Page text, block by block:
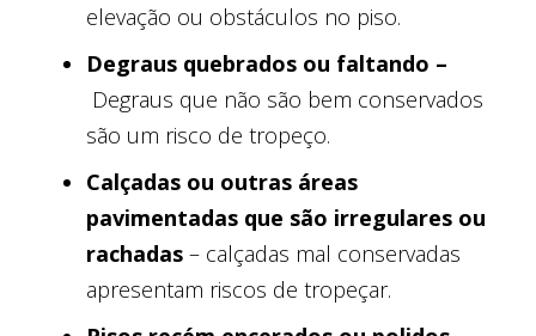
elevação ou obstáculos no piso.
Degraus quebrados ou faltando –
Degraus que não são bem conservados
são um risco de tropeço.
Calçadas ou outras áreas
pavimentadas que são irregulares ou
rachadas – calçadas mal conservadas
apresentam riscos de tropeçar.